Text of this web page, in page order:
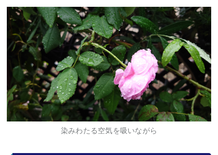
染みわたる空気を吸いながら